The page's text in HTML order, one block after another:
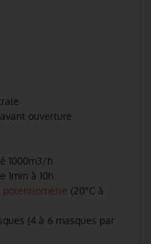
ouverture
1000m3/h
1min à 10h
potentiomètre (20°C à
(4 à 6 masques par